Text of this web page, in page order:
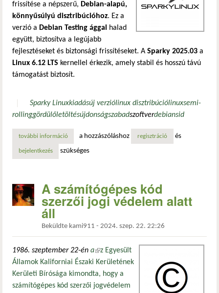
frissítése a népszerű, Debian-alapú,
könnyűsúlyú disztribúcióhoz. Ez a
verzió a Debian Testing ággal halad
együtt, biztosítva a legújabb
fejlesztéseket és biztonsági frissítéseket. A Sparky 2025.03 a
Linux 6.12 LTS kernellel érkezik, amely stabil és hosszú távú
támogatást biztosít.
Sparky Linuxkiadásúj verziólinux disztribúciólinuxsemi-
rollinggördülőletöltésújdonságszabadszoftverdebiansid
további információmegjelent a sparky linux legújabb félig gördülő frissítése
a hozzászóláshoz regisztráció és
bejelentkezés szükséges
A számítógépes kód
szerzői jogi védelem alatt
áll
Beküldte kami911 - 2024. szep. 22. 22:26
1986. szeptember 22-én a(külső hivatkozás)
z Egyesült
Államok Kaliforniai Északi Kerületének
Kerületi Bírósága kimondta, hogy a
számítógépes kód szerzői jogvédelem